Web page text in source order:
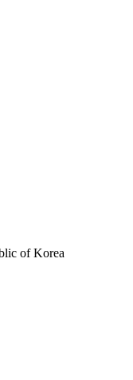
of Korea